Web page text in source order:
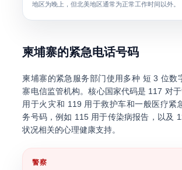
地区为晚上，但北美地区通常为正常工作时间以外。
柬埔寨的紧急电话号码
柬埔寨的紧急服务部门使用多种 短 3 位数
寨电信监管机构。核心国家代码是 117 对
用于火灾和 119 用于救护车和一般医疗紧
务号码，例如 115用于传染病报告，以及
状况相关的心理健康支持。
警察